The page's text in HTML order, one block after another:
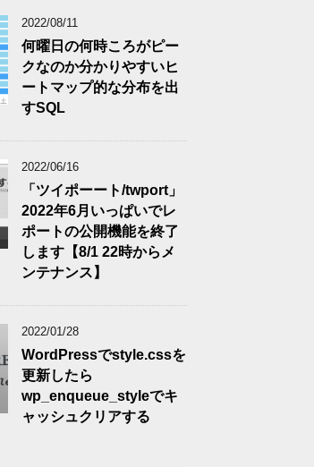
2022/08/11
何曜日の何時ころがピー
クなのか分かりやすいヒ
ートマップ的な分布を出
すSQL
2022/06/16
「ツイポーート/twport」
2022年6月いっぱいでレ
ポートの公開機能を終了
します【8/1 22時からメ
ンテナンス】
2022/01/28
WordPressでstyle.cssを
更新したら
wp_enqueue_styleでキ
ャッシュクリアする